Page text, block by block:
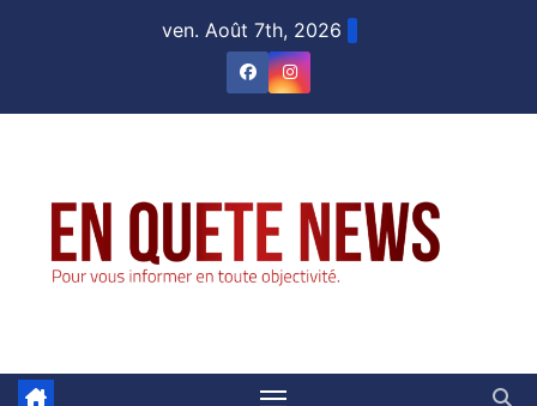
ven. Août 7th, 2026